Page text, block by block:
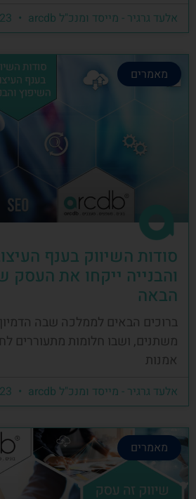
אלעד גרגיר - מייסד ומנכ"ל arcdb
מאמרים
סודות השיווק בענף
והבנייה ייקחו את העסק
הבאה
ברוכים הבאים לממלכה שבה
משתנים, ושבו חלומות מתעוררים
אמנות
אלעד גרגיר - מייסד ומנכ"ל arcdb
מאמרים